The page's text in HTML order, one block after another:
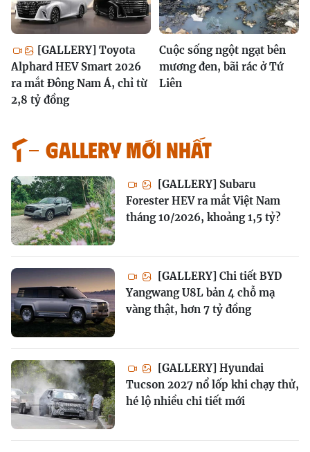
[GALLERY] Toyota
Alphard HEV Smart 2026
ra mắt Đông Nam Á, chỉ từ
2,8 tỷ đồng
Cuộc sống ngột ngạt bên
mương đen, bãi rác ở Tứ
Liên
GALLERY MỚI NHẤT
[GALLERY] Subaru
Forester HEV ra mắt Việt Nam
tháng 10/2026, khoảng 1,5 tỷ?
[GALLERY] Chi tiết BYD
Yangwang U8L bản 4 chỗ mạ
vàng thật, hơn 7 tỷ đồng
[GALLERY] Hyundai
Tucson 2027 nổ lốp khi chạy thử,
hé lộ nhiều chi tiết mới